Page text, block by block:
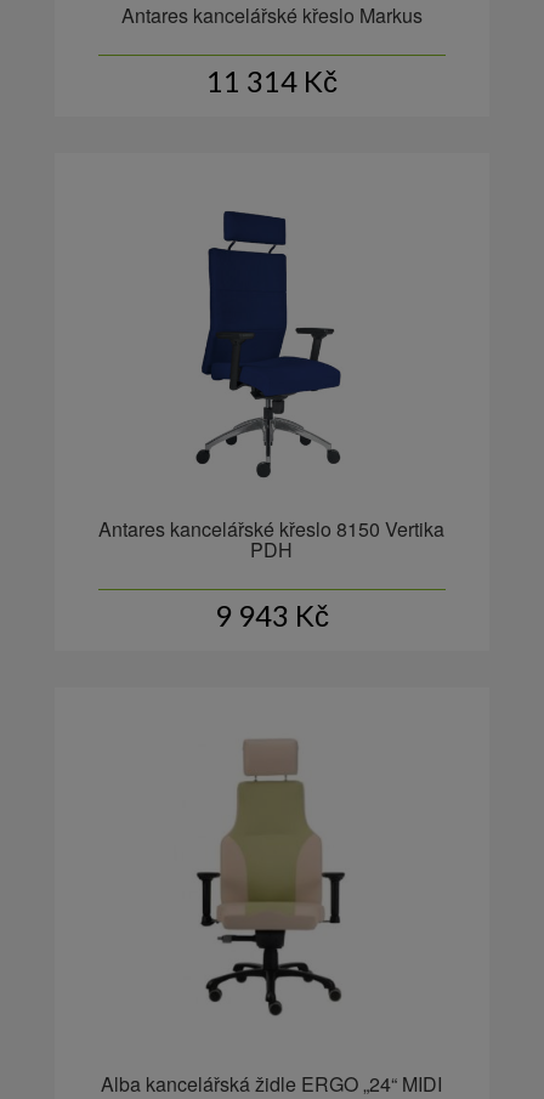
Antares kancelářské křeslo Markus
11 314 Kč
Antares kancelářské křeslo 8150 Vertika
PDH
9 943 Kč
Alba kancelářská židle ERGO „24“ MIDI